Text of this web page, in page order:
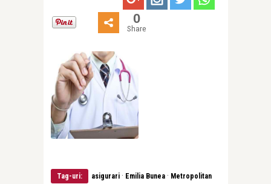
0
Share
Tag-uri: asigurari · Emilia Bunea · Metropolitan